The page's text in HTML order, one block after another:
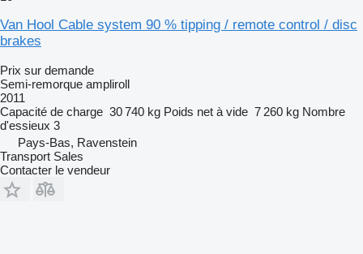
Van Hool Cable system 90 % tipping / remote control / disc
brakes
Prix sur demande
Semi-remorque ampliroll
2011
Capacité de charge 30 740 kg Poids net à vide 7 260 kg Nombre
d'essieux 3
Pays-Bas, Ravenstein
Transport Sales
Contacter le vendeur